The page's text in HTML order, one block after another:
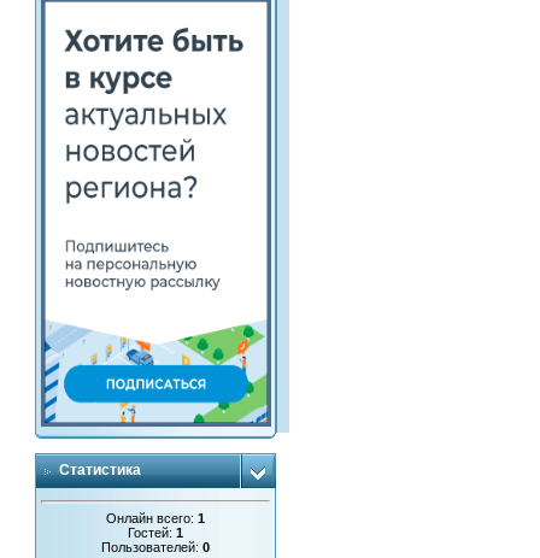
Статистика
Онлайн всего:1
Гостей:1
Пользователей:0